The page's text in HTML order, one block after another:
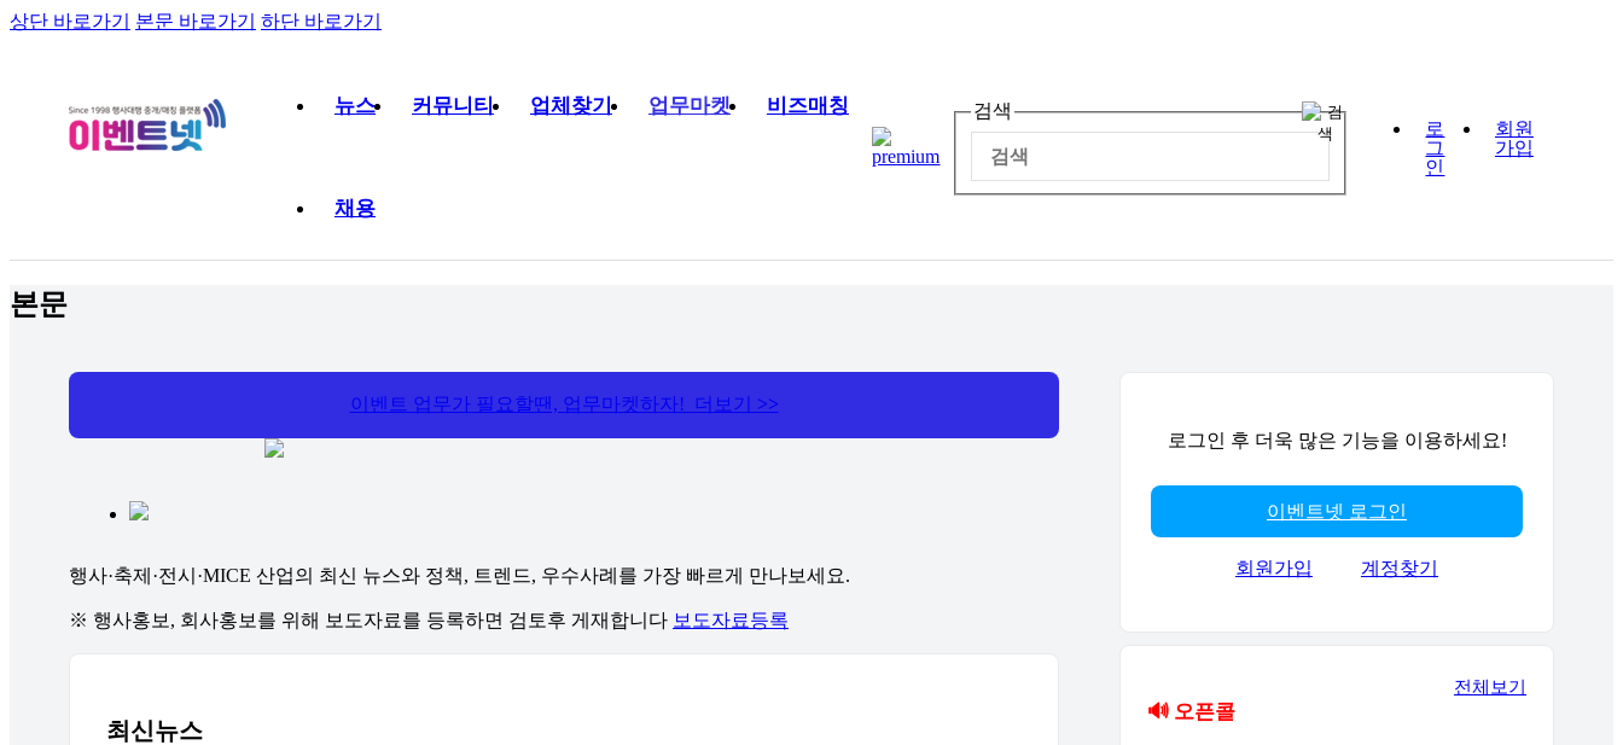
상단 바로가기 본문 바로가기 하단 바로가기
뉴스 커뮤니티 업체찾기 업무마켓 비즈매칭
채용
검색
로
그
인
회원
가입
본문
이벤트 업무가 필요할땐, 업무마켓하자! 더보기 >>
행사·축제·전시·MICE 산업의 최신 뉴스와 정책, 트렌드, 우수사례를 가장 빠르게 만나보세요.
※ 행사홍보, 회사홍보를 위해 보도자료를 등록하면 검토후 게재합니다 보도자료등록
최신뉴스
로그인 후 더욱 많은 기능을 이용하세요!
이벤트넷 로그인
회원가입 계정찾기
🔊 오픈콜
전체보기